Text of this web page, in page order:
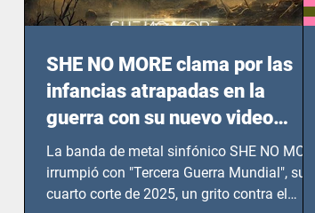
SHE NO MORE clama por las
infancias atrapadas en la
guerra con su nuevo video
TERCERA GUERRA MUNDIAL
La banda de metal sinfónico SHE NO MORE
irrumpió con "Tercera Guerra Mundial", su
cuarto corte de 2025, un grito contra el